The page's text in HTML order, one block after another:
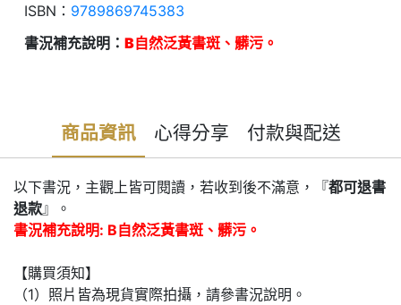
ISBN： 9789869745383
書況補充說明： B自然泛黃書斑、髒污。
商品資訊 心得分享 付款與配送
以下書況，主觀上皆可閱讀，若收到後不滿意，『都可退書
退款』。
書況補充說明: B自然泛黃書斑、髒污。
【購買須知】
（1）照片皆為現貨實際拍攝，請參書況說明。